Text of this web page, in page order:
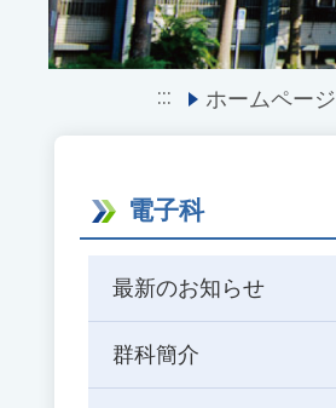
::: ホームページ
電子科
最新のお知らせ
群科簡介